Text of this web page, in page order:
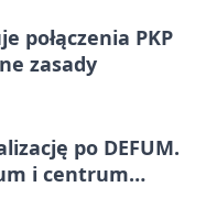
połączenia PKP
zasady
po DEFUM.
i centrum